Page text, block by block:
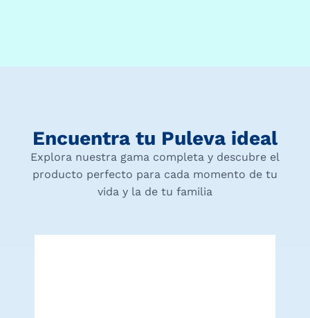
Encuentra tu Puleva ideal
Explora nuestra gama completa y descubre el
producto perfecto para cada momento de tu
vida y la de tu familia